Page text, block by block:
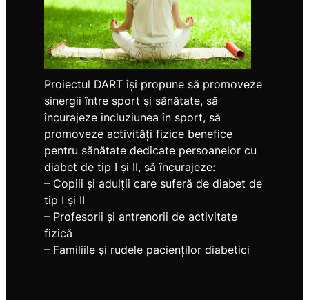
Proiectul DART își propune să promoveze
sinergii între sport și sănătate, să
încurajeze incluziunea în sport, să
promoveze activități fizice benefice
pentru sănătate dedicate persoanelor cu
diabet de tip I și II, să încurajeze:
– Copiii și adulții care suferă de diabet de
tip I și II
– Profesorii și antrenorii de activitate
fizică
– Familiile și rudele pacienților diabetici